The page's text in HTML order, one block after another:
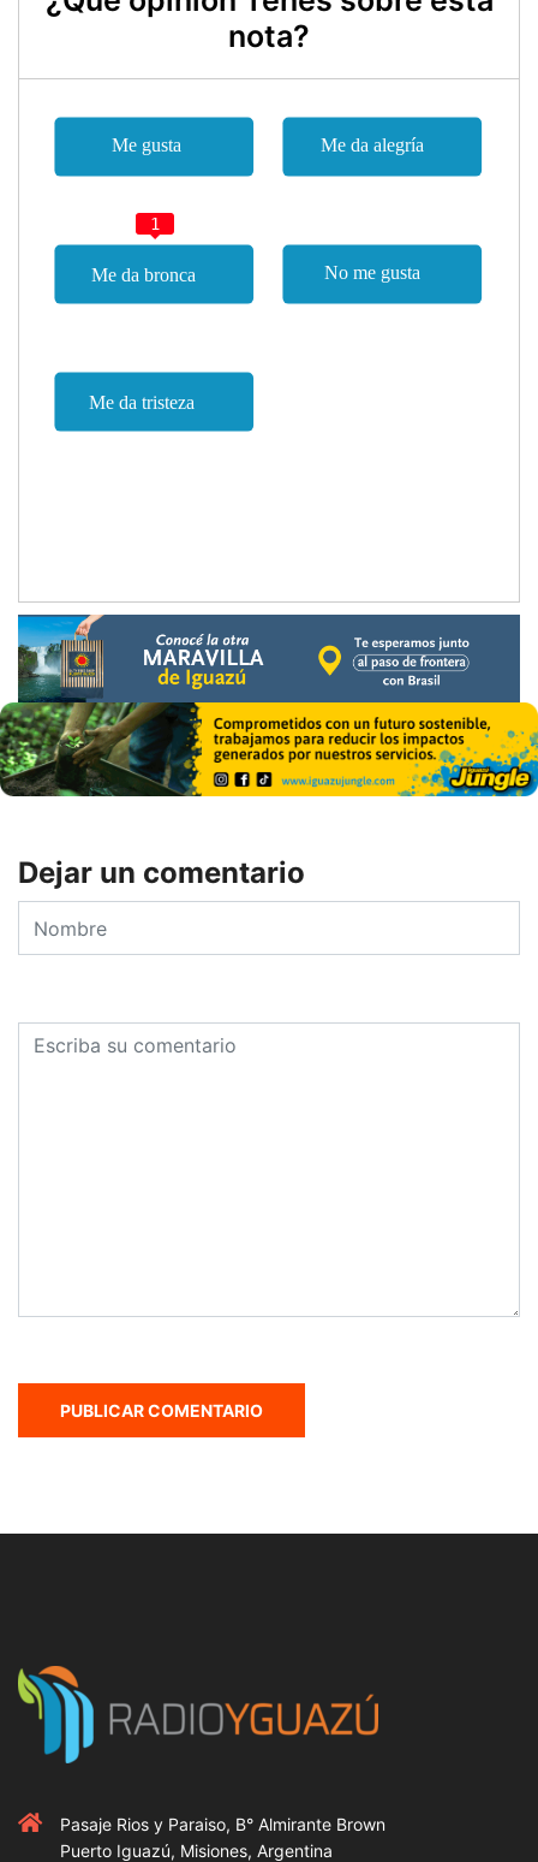
nota?
1
Dejar un comentario
Pasaje Rios y Paraiso, B° Almirante Brown
Puerto Iguazú, Misiones, Argentina